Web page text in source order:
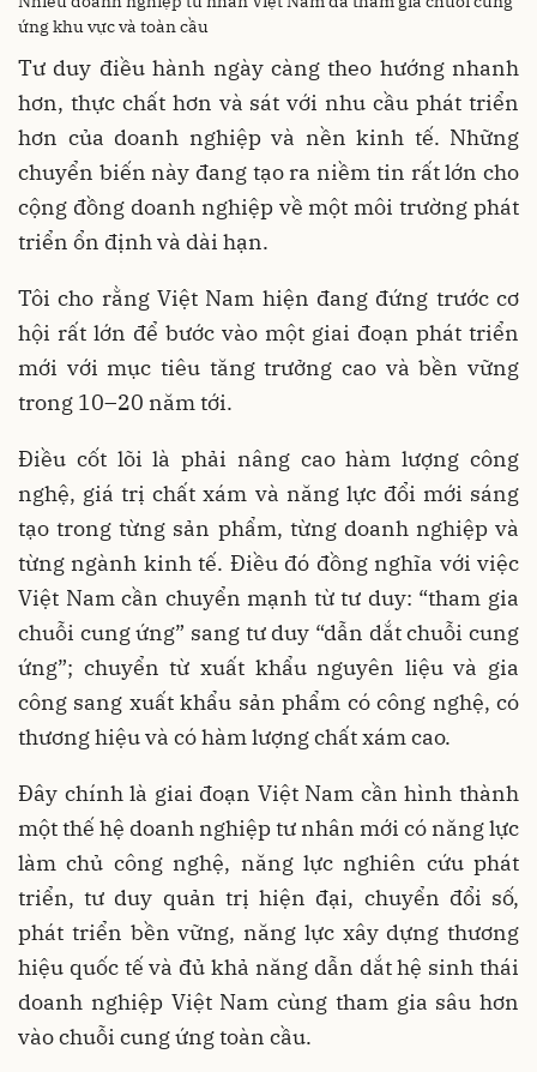
ứng khu vực và toàn cầu
Tư duy điều hành ngày càng theo hướng nhanh
hơn, thực chất hơn và sát với nhu cầu phát triển
hơn của doanh nghiệp và nền kinh tế. Những
chuyển biến này đang tạo ra niềm tin rất lớn cho
cộng đồng doanh nghiệp về một môi trường phát
triển ổn định và dài hạn.
Tôi cho rằng Việt Nam hiện đang đứng trước cơ
hội rất lớn để bước vào một giai đoạn phát triển
mới với mục tiêu tăng trưởng cao và bền vững
trong 10–20 năm tới.
Điều cốt lõi là phải nâng cao hàm lượng công
nghệ, giá trị chất xám và năng lực đổi mới sáng
tạo trong từng sản phẩm, từng doanh nghiệp và
từng ngành kinh tế. Điều đó đồng nghĩa với việc
Việt Nam cần chuyển mạnh từ tư duy: “tham gia
chuỗi cung ứng” sang tư duy “dẫn dắt chuỗi cung
ứng”; chuyển từ xuất khẩu nguyên liệu và gia
công sang xuất khẩu sản phẩm có công nghệ, có
thương hiệu và có hàm lượng chất xám cao.
Đây chính là giai đoạn Việt Nam cần hình thành
một thế hệ doanh nghiệp tư nhân mới có năng lực
làm chủ công nghệ, năng lực nghiên cứu phát
triển, tư duy quản trị hiện đại, chuyển đổi số,
phát triển bền vững, năng lực xây dựng thương
hiệu quốc tế và đủ khả năng dẫn dắt hệ sinh thái
doanh nghiệp Việt Nam cùng tham gia sâu hơn
vào chuỗi cung ứng toàn cầu.